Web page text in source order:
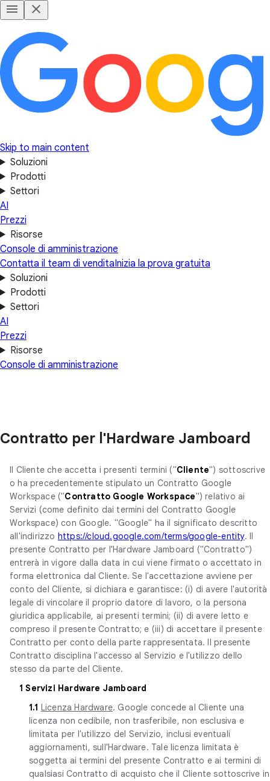
Skip to main content
Soluzioni
Prodotti
Settori
AI
Prezzi
Risorse
Console di amministrazione
Contatta il team di venditaInizia la prova gratuita
Soluzioni
Prodotti
Settori
AI
Prezzi
Risorse
Console di amministrazione
Contratto per l'Hardware Jamboard
Il Cliente che accetta i presenti termini ("Cliente") sottoscrive
o ha precedentemente stipulato un Contratto Google
Workspace ("Contratto Google Workspace") relativo ai
Servizi (come definito dai termini del Contratto Google
Workspace) con Google. "Google'' ha il significato descritto
all'indirizzo https://cloud.google.com/terms/google-entity. Il
presente Contratto per l'Hardware Jamboard ("Contratto")
entrerà in vigore dalla data in cui viene firmato o accettato in
forma elettronica dal Cliente. Se l'accettazione avviene per
conto del Cliente, si dichiara e garantisce: (i) di avere l'autorità
legale di vincolare il proprio datore di lavoro, o la persona
giuridica applicabile, ai presenti termini; (ii) di avere letto e
compreso il presente Contratto; e (iii) di accettare il presente
Contratto per conto della parte rappresentata. Il presente
Contratto disciplina l'accesso al Servizio e l'utilizzo dello
stesso da parte del Cliente.
1 Servizi Hardware Jamboard
1.1 Licenza Hardware. Google concede al Cliente una
licenza non cedibile, non trasferibile, non esclusiva e
limitata per l'utilizzo del Servizio, inclusi eventuali
aggiornamenti, sull'Hardware. Tale licenza limitata è
soggetta ai termini del presente Contratto e ai termini di
qualsiasi Contratto di acquisto che il Cliente sottoscrive in